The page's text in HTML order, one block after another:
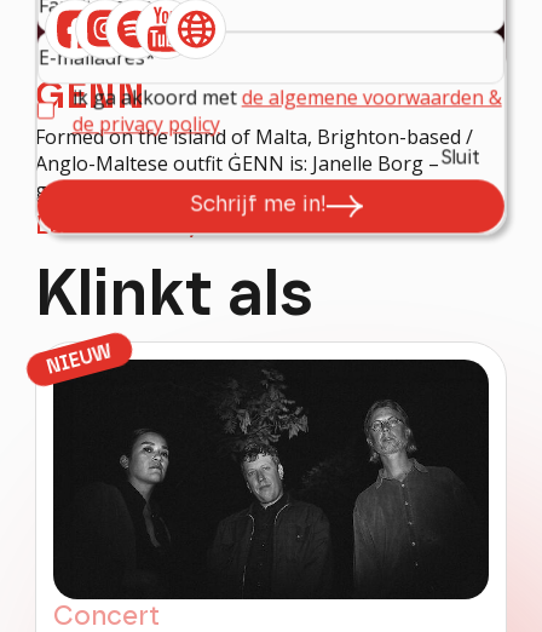
ĠENN
Formed on the island of Malta, Brighton-based /
Anglo-Maltese outfit ĠENN is: Janelle Borg –
guitars...
LEES MEER
Klinkt als
NIEUW
Concert
ik ga akkoord metde algemene voorwaarden &
de privacy policy
Sluit
Schrijf me in!